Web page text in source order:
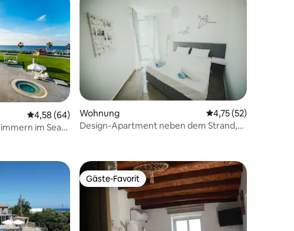
5, 10 Bewertungen
Durchschnittliche Bewertung: 4,58 von 5, 64 Bewertungen
4,58 (64)
im Sea
Wohnung Durchschnittliche
4,75 (52)
Design-Apartment neben dem Strand,
Gäste-Favorit
Gäste-Favorit